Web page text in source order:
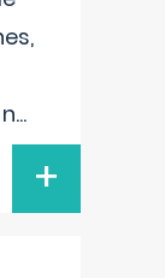
...
+